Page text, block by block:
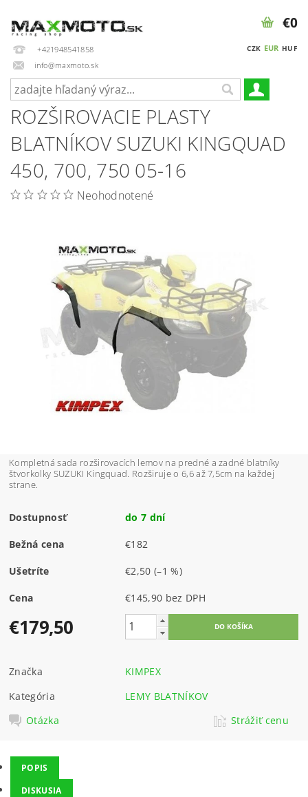
+421948541858
info@maxmoto.sk
CZK EUR HUF
€0
ROZŠIROVACIE PLASTY
BLATNÍKOV SUZUKI KINGQUAD
450, 700, 750 05-16
Neohodnotené
Kompletná sada rozširovacích lemov na predné a zadné blatníky
štvorkolky SUZUKI Kingquad. Rozširuje o 6,6 až 7,5cm na každej
strane.
Dostupnosť do 7 dní
Bežná cena €182
Ušetríte €2,50(–1 %)
Cena €145,90 bez DPH
€179,50
Značka
KIMPEX
Kategória
LEMY BLATNÍKOV
Otázka
Strážiť cenu
POPIS
DISKUSIA